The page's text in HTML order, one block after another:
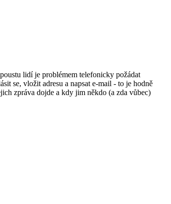
lidí je problémem telefonicky požádat
se, vložit adresu a napsat e-mail - to je hodně
zpráva dojde a kdy jim někdo (a zda vůbec)